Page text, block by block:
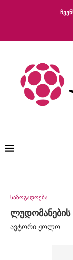
საზოგადოება
ავტორი Ჟოლო